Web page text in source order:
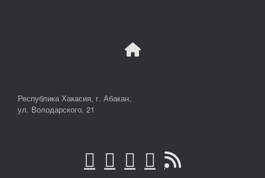
Республика Хакасия, г. Абакан,
ул. Володарского, 21